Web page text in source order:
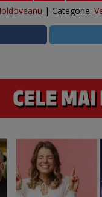
| Categorie: